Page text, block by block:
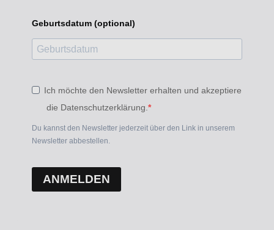
Geburtsdatum (optional)
Ich möchte den Newsletter erhalten und akzeptiere
die Datenschutzerklärung.
Du kannst den Newsletter jederzeit über den Link in unserem
Newsletter abbestellen.
ANMELDEN